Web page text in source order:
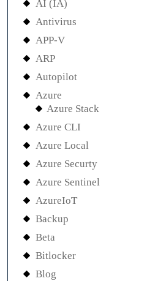
AI (IA)
Antivirus
APP-V
ARP
Autopilot
Azure
Azure Stack
Azure CLI
Azure Local
Azure Securty
Azure Sentinel
AzureIoT
Backup
Beta
Bitlocker
Blog